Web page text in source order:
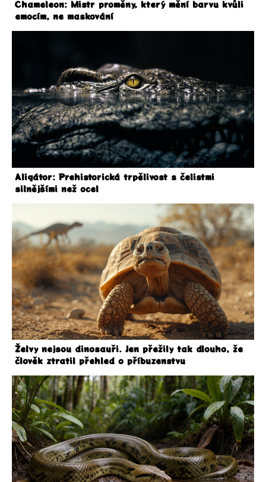
Chameleon: Mistr proměny, který mění barvu kvůli
emocím, ne maskování
Aligátor: Prehistorická trpělivost s čelistmi
silnějšími než ocel
Želvy nejsou dinosauři. Jen přežily tak dlouho, že
člověk ztratil přehled o příbuzenstvu